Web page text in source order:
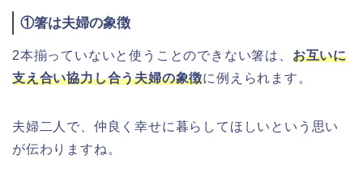
①箸は夫婦の象徴
2本揃っていないと使うことのできない箸は、 お互いに
支え合い協力し合う夫婦の象徴に例えられます。
夫婦二人で、仲良く幸せに暮らしてほしいという思い
が伝わりますね。